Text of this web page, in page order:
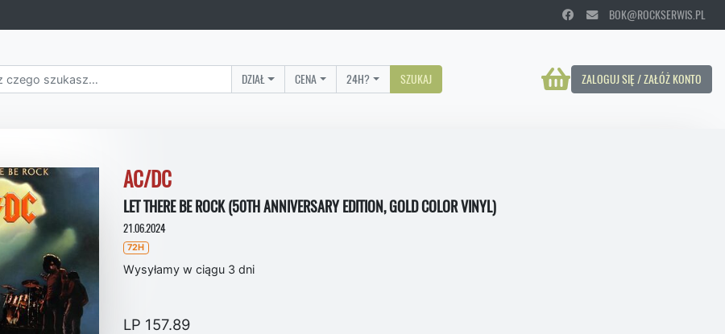
BOK@ROCKSERWIS.PL
ZALOGUJ SIĘ / ZAŁÓŻ KONTO
DZIAŁ CENA 24H? SZUKAJ
AC/DC
LET THERE BE ROCK (50TH ANNIVERSARY EDITION, GOLD COLOR VINYL)
21.06.2024
72H
Wysyłamy w ciągu 3 dni
LP 157.89